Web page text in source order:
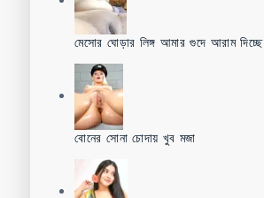
মেসোর ঘোড়ার লিঙ্গ আমার গুদে আরাম দিচ্ছে
বোনের সোনা চোদায় খুব মজা